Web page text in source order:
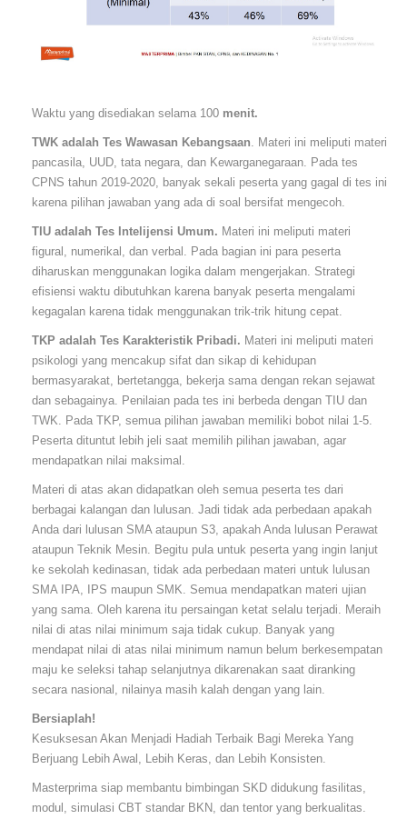
Waktu yang disediakan selama 100 menit.
TWK adalah Tes Wawasan Kebangsaan. Materi ini meliputi materi
pancasila, UUD, tata negara, dan Kewarganegaraan. Pada tes
CPNS tahun 2019-2020, banyak sekali peserta yang gagal di tes ini
karena pilihan jawaban yang ada di soal bersifat mengecoh.
TIU adalah Tes Intelijensi Umum. Materi ini meliputi materi
figural, numerikal, dan verbal. Pada bagian ini para peserta
diharuskan menggunakan logika dalam mengerjakan. Strategi
efisiensi waktu dibutuhkan karena banyak peserta mengalami
kegagalan karena tidak menggunakan trik-trik hitung cepat.
TKP adalah Tes Karakteristik Pribadi. Materi ini meliputi materi
psikologi yang mencakup sifat dan sikap di kehidupan
bermasyarakat, bertetangga, bekerja sama dengan rekan sejawat
dan sebagainya. Penilaian pada tes ini berbeda dengan TIU dan
TWK. Pada TKP, semua pilihan jawaban memiliki bobot nilai 1-5.
Peserta dituntut lebih jeli saat memilih pilihan jawaban, agar
mendapatkan nilai maksimal.
Materi di atas akan didapatkan oleh semua peserta tes dari
berbagai kalangan dan lulusan. Jadi tidak ada perbedaan apakah
Anda dari lulusan SMA ataupun S3, apakah Anda lulusan Perawat
ataupun Teknik Mesin. Begitu pula untuk peserta yang ingin lanjut
ke sekolah kedinasan, tidak ada perbedaan materi untuk lulusan
SMA IPA, IPS maupun SMK. Semua mendapatkan materi ujian
yang sama. Oleh karena itu persaingan ketat selalu terjadi. Meraih
nilai di atas nilai minimum saja tidak cukup. Banyak yang
mendapat nilai di atas nilai minimum namun belum berkesempatan
maju ke seleksi tahap selanjutnya dikarenakan saat diranking
secara nasional, nilainya masih kalah dengan yang lain.
Bersiaplah!
Kesuksesan Akan Menjadi Hadiah Terbaik Bagi Mereka Yang
Berjuang Lebih Awal, Lebih Keras, dan Lebih Konsisten.
Masterprima siap membantu bimbingan SKD didukung fasilitas,
modul, simulasi CBT standar BKN, dan tentor yang berkualitas.